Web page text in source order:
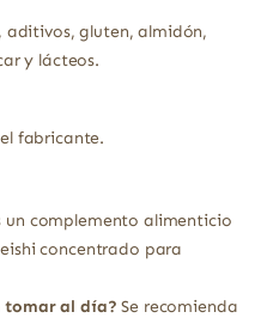
aditivos, gluten, almidón,
y lácteos.
fabricante.
un complemento alimenticio
concentrado para
tomar al día? Se recomienda